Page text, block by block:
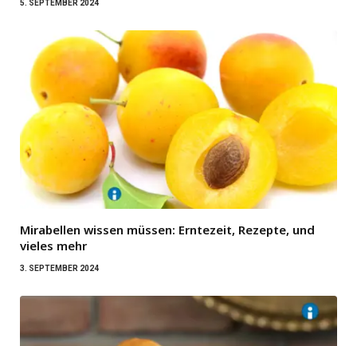
5. SEPTEMBER 2024
Mirabellen wissen müssen: Erntezeit, Rezepte, und
vieles mehr
3. SEPTEMBER 2024